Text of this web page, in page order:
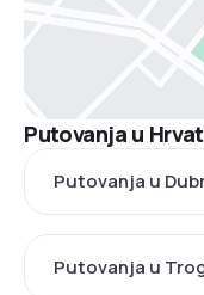
Putovanja u
Putovanja u
Putovanja u